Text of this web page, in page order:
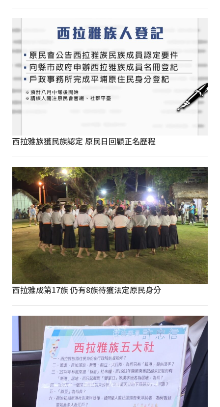
西拉雅族獲民族認定 原民日回顧正名歷程
西拉雅成第17族 仍有8族待獲法定原民身分